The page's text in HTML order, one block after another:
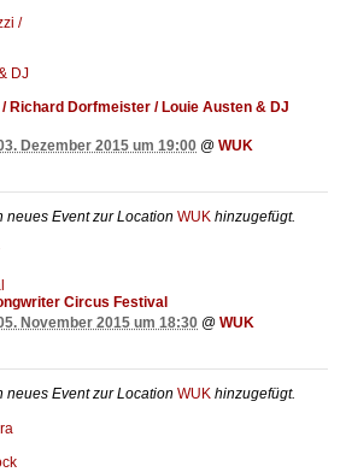
Richard Dorfmeister / Louie Austen & DJ
Dezember 2015 um 19:00 @ WUK
neues Event zur Location WUK hinzugefügt.
Circus Festival
November 2015 um 18:30 @ WUK
neues Event zur Location WUK hinzugefügt.